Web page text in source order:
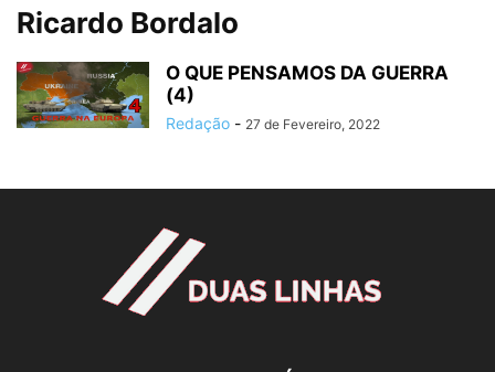
Ricardo Bordalo
O QUE PENSAMOS DA GUERRA
(4)
Redação - 27 de Fevereiro, 2022